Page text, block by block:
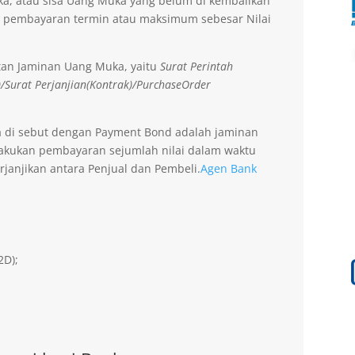
termin atau maksimum sebesar Nilai
Jaminan Uang Muka, yaituSurat Perintah
Surat Perjanjian(Kontrak)/PurchaseOrder
sebut dengan Payment Bond adalah jaminan
pembayaran sejumlah nilai dalam waktu
antara Penjual dan Pembeli.Agen Bank